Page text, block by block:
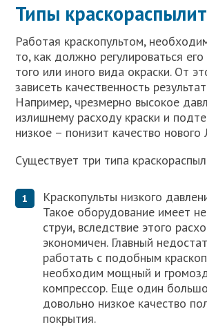
Типы
Работая краскопультом,
то, как должно регулироваться
того или иного вида окраски. От
зависеть качественность
Например, чрезмерно высокое
излишнему расходу краски и
низкое – понизит качество
Существует три типа
Краскопульты низкого
Такое оборудование имеет
струи, вследствие этого
экономичен. Главный
работать с подобным
необходим мощный и
компрессор. Еще один
довольно низкое качество
покрытия.